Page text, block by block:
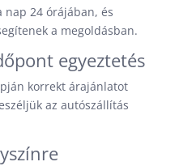
24 órájában, és
a megoldásban.
egyeztetés
korrekt árajánlatot
az autószállítás